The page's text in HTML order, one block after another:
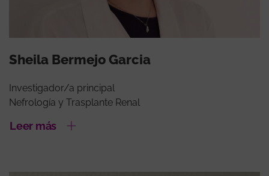
Sheila Bermejo Garcia
Investigador/a principal
Nefrología y Trasplante Renal
Leer más